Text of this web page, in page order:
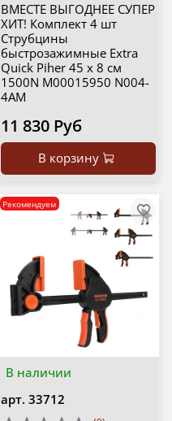
ВМЕСТЕ ВЫГОДНЕЕ СУПЕР
ХИТ! Комплект 4 шт
Струбцины
быстрозажимные Extra
Quick Piher 45 х 8 см
1500N М00015950 N004-
4AM
11 830 Руб
В корзину
В наличии
Рекомендуем
арт. 33712